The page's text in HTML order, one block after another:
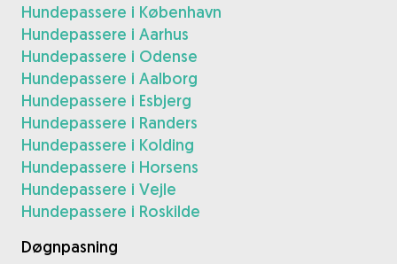
Hundepassere i København
Hundepassere i Aarhus
Hundepassere i Odense
Hundepassere i Aalborg
Hundepassere i Esbjerg
Hundepassere i Randers
Hundepassere i Kolding
Hundepassere i Horsens
Hundepassere i Vejle
Hundepassere i Roskilde
Døgnpasning